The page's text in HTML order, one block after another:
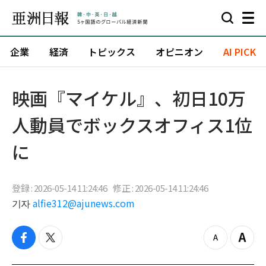
企業 経済 トピックス オピニオン AI PICK
映画『マイケル』、初日10万
人動員でボックスオフィス1位
に
登録 : 2026-05-14 11:24:46 修正 : 2026-05-14 11:24:46
기자 alfie312@ajunews.com
f
t
z
Z